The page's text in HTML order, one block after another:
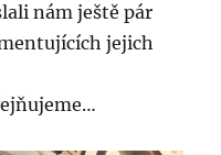
nám ještě pár
jejich